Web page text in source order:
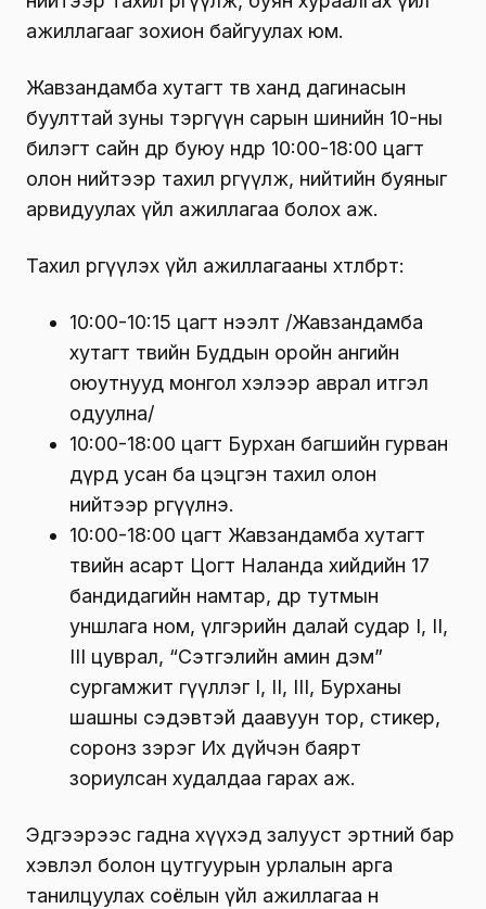
ажиллагааг зохион байгуулах юм.
Жавзандамба хутагт төв ханд дагинасын
буулттай зуны тэргүүн сарын шинийн 10-ны
билэгт сайн өдөр буюу өнөөдөр 10:00-18:00 цагт
олон нийтээр тахил өргүүлж, нийтийн буяныг
арвидуулах үйл ажиллагаа болох аж.
Тахил өргүүлэх үйл ажиллагааны хөтөлбөрт:
10:00-10:15 цагт нээлт /Жавзандамба
хутагт төвийн Буддын оройн ангийн
оюутнууд монгол хэлээр аврал итгэл
одуулна/
10:00-18:00 цагт Бурхан багшийн гурван
дүрд усан ба цэцгэн тахил олон
нийтээр өргүүлнэ.
10:00-18:00 цагт Жавзандамба хутагт
төвийн асарт Цогт Наланда хийдийн 17
бандидагийн намтар, өдөр тутмын
уншлага ном, үлгэрийн далай судар I, II,
III цуврал, “Сэтгэлийн амин дэм”
сургамжит өгүүллэг I, II, III, Бурханы
шашны сэдэвтэй даавуун тор, стикер,
соронз зэрэг Их дүйчэн баярт
зориулсан худалдаа гарах аж.
Эдгээрээс гадна хүүхэд залууст эртний бар
хэвлэл болон цутгуурын урлалын арга
танилцуулах соёлын үйл ажиллагаа өн